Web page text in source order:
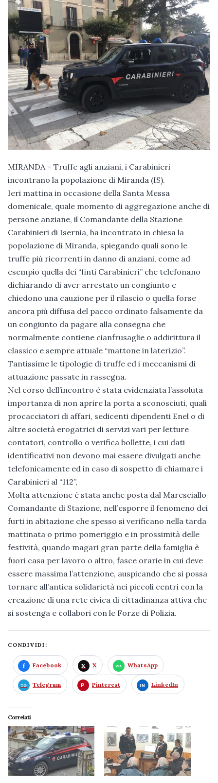
MIRANDA – Truffe agli anziani, i Carabinieri
incontrano la popolazione di Miranda (IS).
Ieri mattina in occasione della Santa Messa
domenicale, quale momento di aggregazione anche di
persone anziane, il Comandante della Stazione
Carabinieri di Isernia, ha incontrato in chiesa la
popolazione di Miranda, spiegando quali sono le
truffe più ricorrenti in danno di anziani, come ad
esempio quella dei “finti Carabinieri” che telefonano
dichiarando di aver arrestato un congiunto e
chiedono una cauzione per il rilascio o quella forse
ancora più diffusa del pacco ordinato falsamente da
un congiunto da pagare alla consegna che
normalmente contiene cianfrusaglie o addirittura il
classico e sempre attuale “mattone in laterizio”.
Tantissime le tipologie di truffe ed i meccanismi di
attuazione passate in rassegna.
Nel corso dell’incontro è stata evidenziata l’assoluta
importanza di non aprire la porta a sconosciuti, quali
procacciatori di affari, sedicenti dipendenti Enel o di
altre società erogatrici di servizi vari per letture
contatori, controllo o verifica bollette, i cui dati
identificativi non devono mai essere divulgati anche
telefonicamente ed in caso di sospetto di chiamare i
Carabinieri al “112”,
Molta attenzione è stata anche posta dal Maresciallo
Comandante di Stazione, nell’esporre il fenomeno dei
furti in abitazione che spesso si verificano nella tarda
mattinata o primo pomeriggio e in prossimità delle
festività, quando magari gran parte della famiglia è
fuori casa per lavoro o altro, fasce orarie in cui deve
essere massima l’attenzione, auspicando che si possa
tornare all’antica solidarietà nei piccoli centri con la
creazione di una rete civica di cittadinanza attiva che
si sostenga e collabori con le Forze di Polizia.
CONDIVIDI:
Facebook X WhatsApp
Telegram Pinterest LinkedIn
Correlati